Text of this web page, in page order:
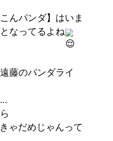
んパンダ】はいま
なってるよね
藤のパンダライ
ゃだめじゃんって